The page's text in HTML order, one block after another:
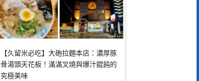
【久留米必吃】大砲拉麵本店：濃厚豚
骨湯頭天花板！滿滿叉燒與爆汁餛飩的
究極美味